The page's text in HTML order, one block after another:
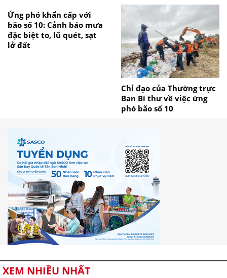
Ứng phó khẩn cấp với
bão số 10: Cảnh báo mưa
đặc biệt to, lũ quét, sạt
lở đất
Chỉ đạo của Thường trực
Ban Bí thư về việc ứng
phó bão số 10
XEM NHIỀU NHẤT